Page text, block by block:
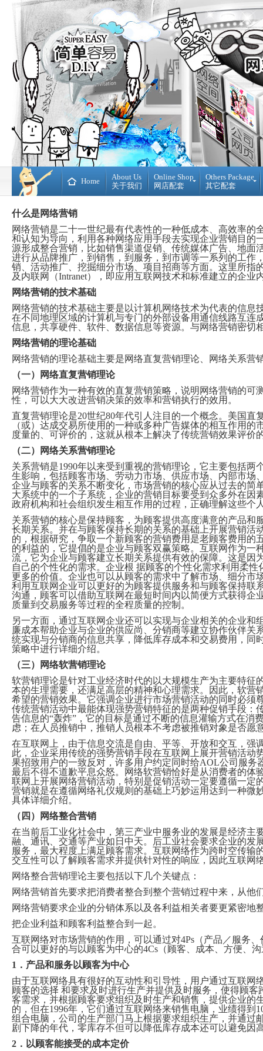
Home
About Us
关于我们
Online Shop
网店配套
源
网
店
Custom
Made
高
店
CMS
Web
智
店
FBSTORE
订
单/
爆
单
Decoration
模
板
美
化
设
计
Others Package
其它配套
网
站
Loan
System
贷
款
MLM
Investment
投
统
System
现
金
系
统
拍
卖
网
站
Procurement
业
代
购
系
统
Static
Webpage
网
页
计
什么是网络营销
网络营销是二十一世纪最有代表性的一种低成本、高效率
和认知为导向，利用各种网络应用手段去实现企业营销目
源形成整合营销，比如销售渠道促销、传统媒体广告、地
进行从品牌推广，到销售，到服务，到市调等一系列的工
销、活动推广、挖掘细分市场、项目招商等方面。这里所指
及内联网（Intranet），即应用互联网技术和标准建立的企业
网络营销的技术基础
网络营销的技术基础主要是以计算机网络技术为代表的信
在不同地理区域的计算机与专门的外部设备用通信线路互
信息，共享硬件、软件、数据信息等资源。与网络营销密
网络营销的理论基础
网络营销的理论基础主要是网络直复营销理论、网络关系营
（一）网络直复营销理论
网络营销作为一种有效的直复营销策略，说明网络营销的
性，可以大大改进营销决策的效率和营销执行的效用。
直复营销理论是20世纪80年代引人注目的一个概念。美国
（或）达成交易所使用的一种或多种广告媒体的相互作用
度量的、可评价的，这就从根本上解决了传统营销效果评价
（二）网络关系营销理论
关系营销是1990年以来受到重视的营销理论，它主要包括
生影响，包括顾客市场、劳动力市场、供应市场、内部市
企业与顾客的关系不断变化，市场营销的核心应从过去的
大系统中的一个子系统，企业的营销目标要受到众多外在
政府机构和社会组织发生相互作用的过程，正确理解这些
关系营销的核心是保持顾客，为顾客提供高度满意的产品
长期关系。并在与顾客保持长期的关系的基础上开展营销
的，根据研究，争取一个新顾客的营销费用是老顾客费用
的利益的，它提倡的是企业与顾客双赢策略。互联网作为
流，它为企业与顾客建立长期关系提供有效的保障。这是
自己的个性化的需求。企业根 据顾客的个性化需求利用柔
更多的价值。企业也可以从顾客的需求中了解市场、细分
利用互联网企业可以更好的为顾客提供服务和与顾客保持
沟通，顾客可以借助互联网在最短时间内以简便方式获得
质量到交易服务等过程的全程质量的控制。
另一方面，通过互联网企业还可以实现与企业相关的企业
廉成本帮助企业与企业的供应尚、分销商等建立协作伙伴
统实现与分销商的信息共享，降低库存成本和交易费用，
策略中进行详细介绍。
（三）网络软营销理论
软营销理论是针对工业经济时代的以大规模生产为主要特征
本的生理需要，还满足高层的精神和心理需求。因此，软
希望的营销效果。它强调企业进行市场营销活动的同时必
传统营销活动中最能体现强势营销特征的是两种促销手段
告信息的“轰炸”，它的目标是通过不断的信息灌输方式在
虑；在人员推销中，推销人员根本不考虑被推销对象是否
在互联网上，由于信息交流是自由、平等、开放和交互，
此，企业采用传统的强势营销手段在互联网上展开营销活
果招致用户的一致反对，许多用户约定同时给AOL公司服务
最后不得不道歉平息众怒。网络软营销恰好是从消费者的
联网上开展网络营销活动，特别是促销活动一定要遵循一定
营销就是在遵循网络礼仪规则的基础上巧妙运用达到一种
具体详细介绍。
（四）网络整合营销
在当前后工业化社会中，第三产业中服务业的发展是经济
融、通讯、交通等产业如日中天。后工业社会要求企业的
服务，最大程度上满足顾客需求。互联网络作为跨时空传
交互性可以了解顾客需求并提供针对性的响应，因此互联网
网络整合营销理论主要包括以下几个关键点：
网络营销首先要求把消费者整合到整个营销过程中来，从他
网络营销要求企业的分销体系以及各利益相关者要更紧密地
把企业利益和顾客利益整合到一起。
互联网络对市场营销的作用，可以通过对4Ps（产品／服务
合可以更好的与以顾客为中心的4Cs（顾客、成本、方便、
1．产品和服务以顾客为中心
由于互联网络具有很好的互动性和引导性，用户通过互联
顾客的选择 和要求及时进行生产并提供及时服务，使得顾
客需求，并根据顾客要求组织及时生产和销售，提供企业的
的，但在1996年，它们通过互联网络来销售电脑，业绩得
组合电脑，公司的生产部门马上根据要求组织生产，并通
剧下降的年代，零库存不但可以降低库存成本还可以避免因
2．以顾客能接受的成本定价